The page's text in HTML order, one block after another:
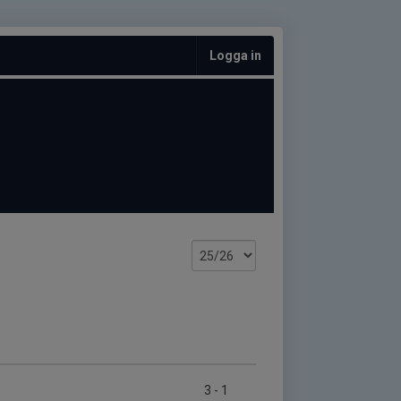
Logga in
3 - 1